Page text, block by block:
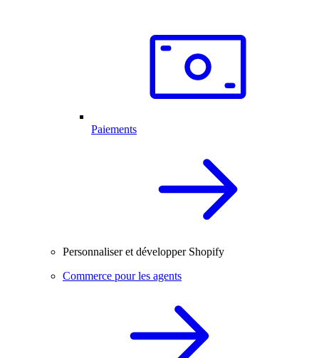
Paiements
Personnaliser et développer Shopify
Commerce pour les agents